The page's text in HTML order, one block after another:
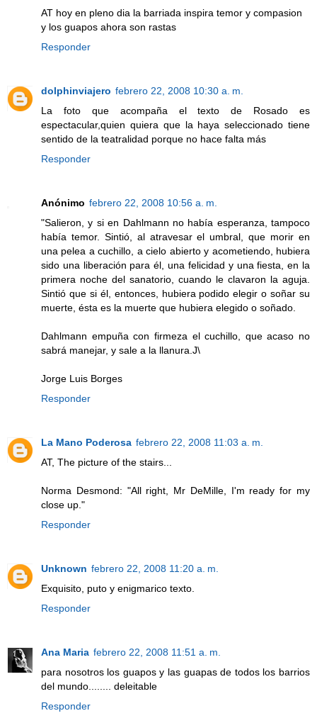
AT hoy en pleno dia la barriada inspira temor y compasion
y los guapos ahora son rastas
Responder
dolphinviajero febrero 22, 2008 10:30 a. m.
La foto que acompaña el texto de Rosado es
espectacular,quien quiera que la haya seleccionado tiene
sentido de la teatralidad porque no hace falta más
Responder
Anónimo febrero 22, 2008 10:56 a. m.
"Salieron, y si en Dahlmann no había esperanza, tampoco
había temor. Sintió, al atravesar el umbral, que morir en
una pelea a cuchillo, a cielo abierto y acometiendo, hubiera
sido una liberación para él, una felicidad y una fiesta, en la
primera noche del sanatorio, cuando le clavaron la aguja.
Sintió que si él, entonces, hubiera podido elegir o soñar su
muerte, ésta es la muerte que hubiera elegido o soñado.
Dahlmann empuña con firmeza el cuchillo, que acaso no
sabrá manejar, y sale a la llanura.J\
Jorge Luis Borges
Responder
La Mano Poderosa febrero 22, 2008 11:03 a. m.
AT, The picture of the stairs...
Norma Desmond: "All right, Mr DeMille, I'm ready for my
close up."
Responder
Unknown febrero 22, 2008 11:20 a. m.
Exquisito, puto y enigmarico texto.
Responder
Ana Maria febrero 22, 2008 11:51 a. m.
para nosotros los guapos y las guapas de todos los barrios
del mundo........ deleitable
Responder